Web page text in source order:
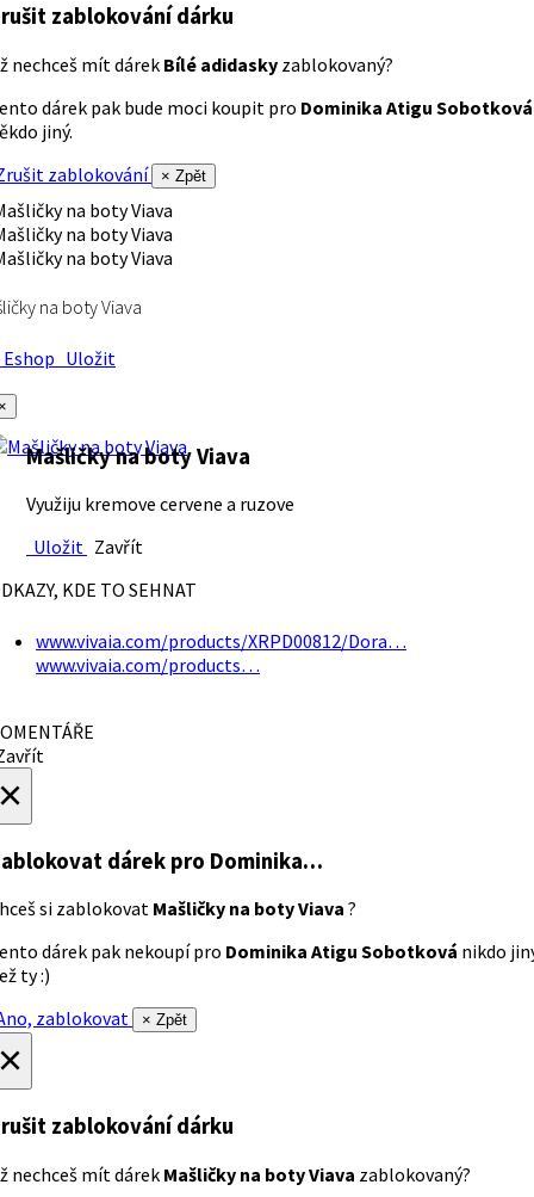
zablokování dárku
nechceš mít dárek Bílé adidasky zablokovaný?
dárek pak bude moci koupit pro Dominika Atigu Sobotková
jiný.
zablokování
× Zpět
na boty Viava
Uložit
Mašličky na boty Viava
Využiju kremove cervene a ruzove
Uložit Zavřít
KDE TO SEHNAT
www.vivaia.com/products/XRPD00812/Dora…
www.vivaia.com/products…
dárek pro Dominika…
si zablokovat Mašličky na boty Viava ?
dárek pak nekoupí pro Dominika Atigu Sobotková nikdo
ty :)
zablokovat
× Zpět
zablokování dárku
nechceš mít dárek Mašličky na boty Viava zablokovaný?